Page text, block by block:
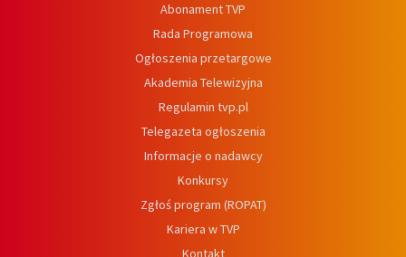
Abonament TVP
Rada Programowa
Ogłoszenia przetargowe
Akademia Telewizyjna
Regulamin tvp.pl
Telegazeta ogłoszenia
Informacje o nadawcy
Konkursy
Zgłoś program (ROPAT)
Kariera w TVP
Kontakt